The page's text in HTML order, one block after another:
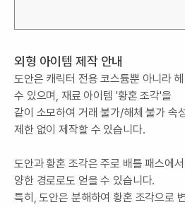
외형 아이템 제작 안내
도안은 캐릭터 전용 코스튬뿐 아니라
수 있으며, 재료 아이템 '황혼 조각'을
같이 소모하여 거래 불가/해체 불가 속
제한 없이 제작할 수 있습니다.
도안과 황혼 조각은 주로 배틀 패스에
양한 경로로도 얻을 수 있습니다.
특히, 도안은 분해하여 황혼 조각으로